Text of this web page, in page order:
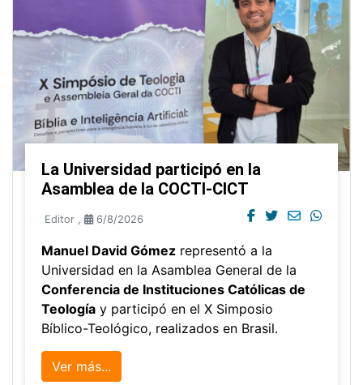
La Universidad participó en la
Asamblea de la COCTI-CICT
Editor , 6/8/2026
Manuel David Gómez representó a la
Universidad en la Asamblea General de la
Conferencia de Instituciones Católicas de
Teología y participó en el X Simposio
Bíblico-Teológico, realizados en Brasil.
Ver más...